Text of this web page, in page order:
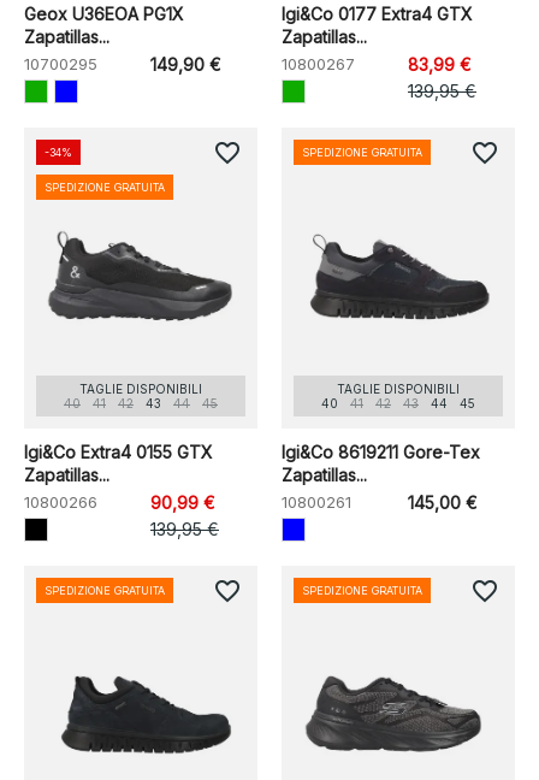
Geox U36EOA PG1X
Zapatillas...
10700295 149,90 €
Igi&Co 0177 Extra4 GTX
Zapatillas...
10800267
83,99 €
139,95 €
TAGLIE DISPONIBILI
40
41 42 43 44 45
Igi&Co Extra4 0155 GTX
Zapatillas...
10800266
90,99 €
139,95 €
-34%
SPEDIZIONE GRATUITA
favorite_border
TAGLIE DISPONIBILI
40
41 42 43 44 45
Igi&Co 8619211 Gore-Tex
Zapatillas...
10800261 145,00 €
SPEDIZIONE GRATUITA favorite_border
SPEDIZIONE GRATUITA favorite_border SPEDIZIONE GRATUITA favorite_border